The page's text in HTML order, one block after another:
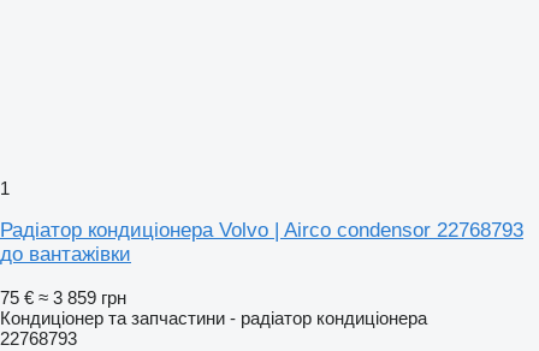
1
Радіатор кондиціонера Volvo | Airco condensor 22768793
до вантажівки
75 € ≈ 3 859 грн
Кондиціонер та запчастини - радіатор кондиціонера
22768793